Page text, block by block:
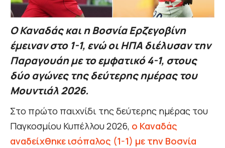
Ο Καναδάς και η Βοσνία Ερζεγοβίνη
έμειναν στο 1-1, ενώ οι ΗΠΑ διέλυσαν την
Παραγουάη με το εμφατικό 4-1, στους
δύο αγώνες της δεύτερης ημέρας του
Μουντιάλ 2026.
Στο πρώτο παιχνίδι της δεύτερης ημέρας του
Παγκοσμίου Κυπέλλου 2026, ο Καναδάς
αναδείχθηκε ισόπαλος (1-1) με την Βοσνία